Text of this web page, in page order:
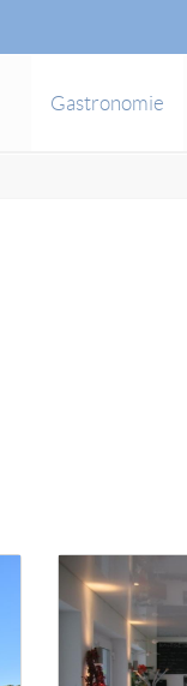
Gastronomie